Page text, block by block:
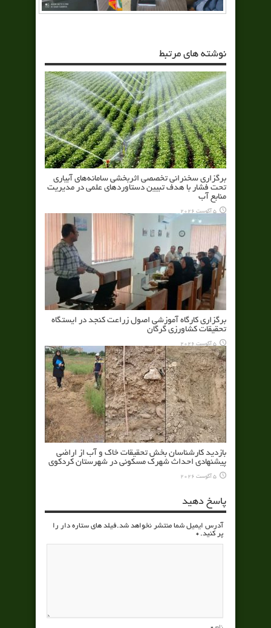
نوشته های مرتبط
برگزاری سخنرانی تخصصی اثربخشی سامانه‌های آبیاری
تحت فشار با هدف تبیین دستاوردهای علمی در مدیریت
منابع آب
5 آگوست 2026
برگزاری کارگاه آموزشی اصول زراعت کنجد در ایستگاه
تحقیقات کشاورزی گرگان
5 آگوست 2026
بازدید کارشناسان بخش تحقیقات خاک و آب از اراضی
پیشنهادی احداث شهرک مسکونی در شهرستان کردکوی
5 آگوست 2026
پاسخ دهید
آدرس ایمیل شما منتشر نخواهد شد.فیلد های ستاره دار را
پر کنید.*